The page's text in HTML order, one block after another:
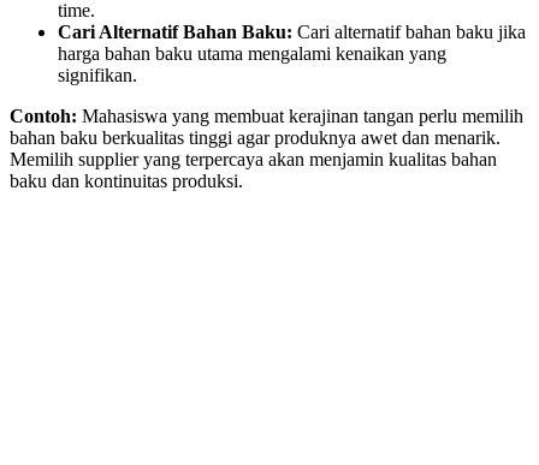
time.
Cari Alternatif Bahan Baku: Cari alternatif bahan baku jika
harga bahan baku utama mengalami kenaikan yang
signifikan.
Contoh: Mahasiswa yang membuat kerajinan tangan perlu memilih
bahan baku berkualitas tinggi agar produknya awet dan menarik.
Memilih supplier yang terpercaya akan menjamin kualitas bahan
baku dan kontinuitas produksi.